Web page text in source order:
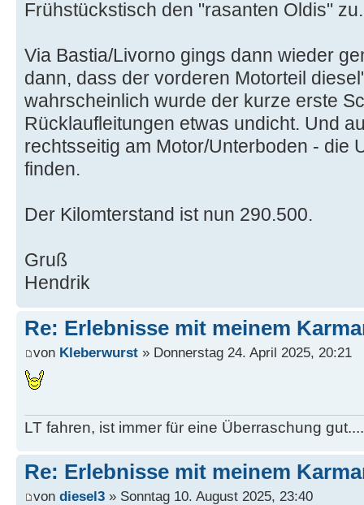
Frühstückstisch den "rasanten Oldis" zu.
Via Bastia/Livorno gings dann wieder
dann, dass der vorderen Motorteil
wahrscheinlich wurde der kurze erste
Rücklaufleitungen etwas undicht. Und
rechtsseitig am Motor/Unterboden - die
finden.
Der Kilomterstand ist nun 290.500.
Gruß
Hendrik
Re: Erlebnisse mit meinem
von Kleberwurst » Donnerstag 24. April 2025, 20:21
LT fahren, ist immer für eine Überraschung
Re: Erlebnisse mit meinem
von diesel3 » Sonntag 10. August 2025, 23:40